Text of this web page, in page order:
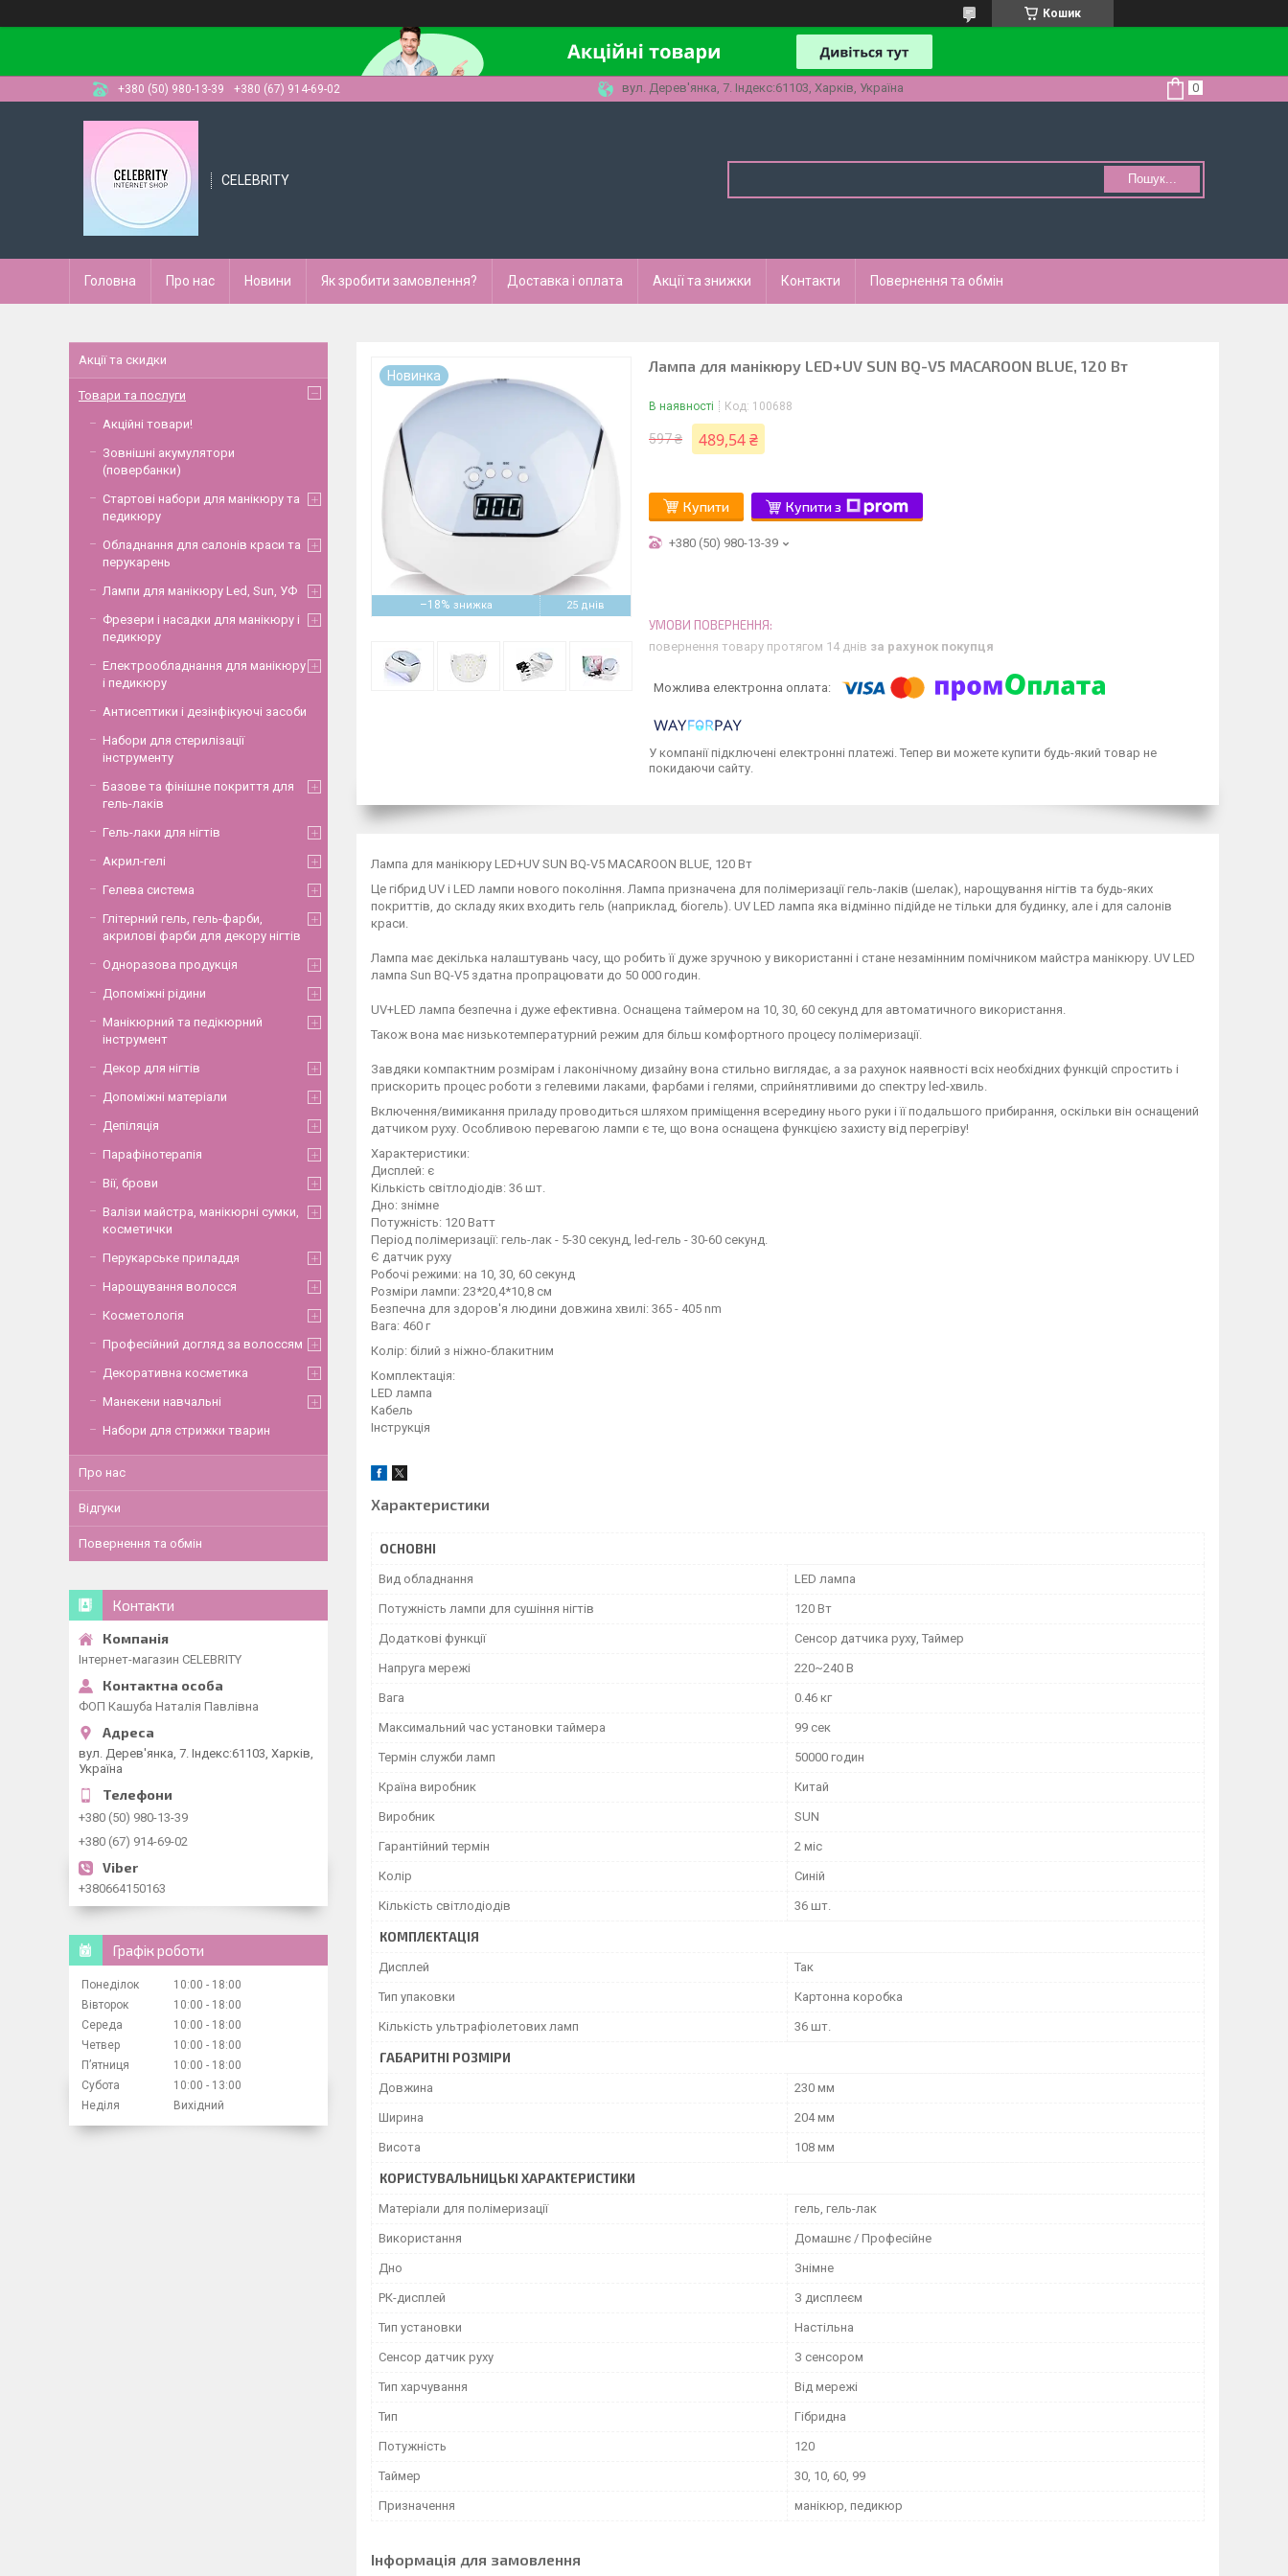
Кошик
+380 (50) 980-13-39 +380 (67) 914-69-02 вул. Дерев'янка, 7. Індекс:61103, Харків, Україна
CELEBRITY Пошук...
Головна Про нас Новини Як зробити замовлення? Доставка і оплата Акції та знижки Контакти Повернення та обмін
–18% 25 днів
Новинка
Лампа для манікюру LED+UV SUN BQ-V5 MACAROON BLUE, 120 Вт
В наявності Код: 100688
597 ₴ 489,54 ₴
Купити Купити з
+380 (50) 980-13-39
повернення товару протягом 14 днів за рахунок покупця
У компанії підключені електронні платежі. Тепер ви можете купити будь-який товар не
покидаючи сайту.
Лампа для манікюру LED+UV SUN BQ-V5 MACAROON BLUE, 120 Вт
Це гібрид UV і LED лампи нового покоління. Лампа призначена для полімеризації гель-лаків (шелак), нарощування нігтів та будь-яких
покриттів, до складу яких входить гель (наприклад, біогель). UV LED лампа яка відмінно підійде не тільки для будинку, але і для салонів
краси.
Лампа має декілька налаштувань часу, що робить її дуже зручною у використанні і стане незамінним помічником майстра манікюру. UV LED
лампа Sun BQ-V5 здатна пропрацювати до 50 000 годин.
UV+LED лампа безпечна і дуже ефективна. Оснащена таймером на 10, 30, 60 секунд для автоматичного використання.
Також вона має низькотемпературний режим для більш комфортного процесу полімеризації.
Завдяки компактним розмірам і лаконічному дизайну вона стильно виглядає, а за рахунок наявності всіх необхідних функцій спростить і
прискорить процес роботи з гелевими лаками, фарбами і гелями, сприйнятливими до спектру led-хвиль.
Включення/вимикання приладу проводиться шляхом приміщення всередину нього руки і її подальшого прибирання, оскільки він оснащений
датчиком руху. Особливою перевагою лампи є те, що вона оснащена функцією захисту від перегріву!
Характеристики:
Дисплей: є
Кількість світлодіодів: 36 шт.
Дно: знімне
Потужність: 120 Ватт
Період полімеризації: гель-лак - 5-30 секунд, led-гель - 30-60 секунд.
Є датчик руху
Робочі режими: на 10, 30, 60 секунд
Розміри лампи: 23*20,4*10,8 см
Безпечна для здоров'я людини довжина хвилі: 365 - 405 nm
Вага: 460 г
Колір: білий з ніжно-блакитним
Комплектація:
LED лампа
Кабель
Інструкція
Характеристики
ОСНОВНІ
Вид обладнання LED лампа
Потужність лампи для сушіння нігтів 120 Вт
Додаткові функції Сенсор датчика руху, Таймер
Напруга мережі 220~240 В
Вага 0.46 кг
Максимальний час установки таймера 99 сек
Термін служби ламп 50000 годин
Країна виробник Китай
Виробник SUN
Гарантійний термін 2 міс
Колір Синій
Кількість світлодіодів 36 шт.
КОМПЛЕКТАЦІЯ
Дисплей Так
Тип упаковки Картонна коробка
Кількість ультрафіолетових ламп 36 шт.
ГАБАРИТНІ РОЗМІРИ
Довжина 230 мм
Ширина 204 мм
Висота 108 мм
КОРИСТУВАЛЬНИЦЬКІ ХАРАКТЕРИСТИКИ
Матеріали для полімеризації гель, гель-лак
Використання Домашнє / Професійне
Дно Знімне
РК-дисплей З дисплеєм
Тип установки Настільна
Сенсор датчик руху З сенсором
Тип харчування Від мережі
Тип Гібридна
Потужність 120
Таймер 30, 10, 60, 99
Призначення манікюр, педикюр
Інформація для замовлення
Акції та скидки
Товари та послуги
Акційні товари!
Зовнішні акумулятори
(повербанки)
Стартові набори для манікюру та
педикюру
Обладнання для салонів краси та
перукарень
Лампи для манікюру Led, Sun, УФ
Фрезери і насадки для манікюру і
педикюру
Електрообладнання для манікюру
і педикюру
Антисептики і дезінфікуючі засоби
Набори для стерилізації
інструменту
Базове та фінішне покриття для
гель-лаків
Гель-лаки для нігтів
Акрил-гелі
Гелева система
Глітерний гель, гель-фарби,
акрилові фарби для декору нігтів
Одноразова продукція
Допоміжні рідини
Манікюрний та педікюрний
інструмент
Декор для нігтів
Допоміжні матеріали
Депіляція
Парафінотерапія
Вії, брови
Валізи майстра, манікюрні сумки,
косметички
Перукарське приладдя
Нарощування волосся
Косметологія
Професійний догляд за волоссям
Декоративна косметика
Манекени навчальні
Набори для стрижки тварин
Про нас
Відгуки
Повернення та обмін
Контакти
Інтернет-магазин CELEBRITY
ФОП Кашуба Наталія Павлівна
вул. Дерев'янка, 7. Індекс:61103, Харків,
Україна
+380 (50) 980-13-39
+380 (67) 914-69-02
+380664150163
Графік роботи
Понеділок 10:00
18:00
Вівторок
10:00
18:00
Середа
10:00
18:00
Четвер
10:00
18:00
Пʼятниця
10:00
18:00
Субота
10:00
13:00
Неділя
Вихідний